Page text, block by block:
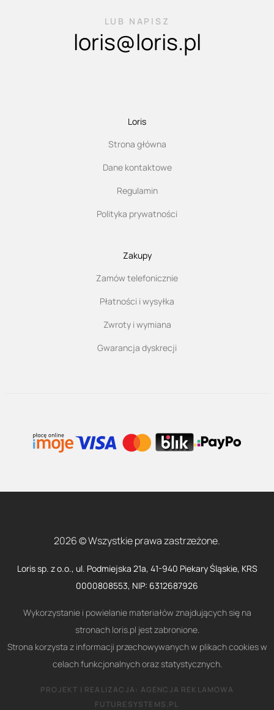
LUB NAPISZ
loris@loris.pl
Loris
Strona główna
Dane kontaktowe
Regulamin
Polityka prywatności
Zakupy
Zamów telefonicznie
Płatności i wysyłka
Zwroty i wymiana
Gwarancja dyskrecji
2026 © Wszystkie prawa zastrzeżone.
Loris sp. z o.o., ul. Podmiejska 21a, 41-940 Piekary Śląskie, KRS
0000808553, NIP: 6312687926
Wykorzystanie i powielanie materiałów znajdujących się na
stronach loris.pl jest zabronione.
Strona korzysta z informacji przechowywanych w plikach cookies w
celach funkcjonalnych oraz statystycznych.
PROJEKT I REALIZACJA: AGENCJA REKLAMOWA
FUTURESYSTEMS.PL